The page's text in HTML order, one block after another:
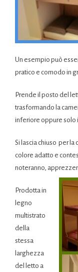
Un esempio può
pratico e comodo in
Prende il posto del
trasformando la
inferiore oppure solo
Si lascia chiuso per la
colore adatto e
noteranno,
Prodotta in
legno
multistrato
della
stessa
larghezza
del letto a